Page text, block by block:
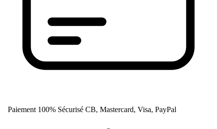
Paiement 100% Sécurisé CB, Mastercard, Visa, PayPal